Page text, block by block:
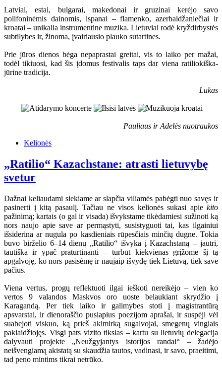
Latviai, estai, bulgarai, makedonai ir gruzinai kerėjo savo
polifoninėmis dainomis, ispanai – flamenko, azerbaidžaniečiai ir
kroatai – unikalia instrumentine muzika. Lietuviai rodė kryždirbystės
subtilybes ir, žinoma, įvairiausio plauko sutartines.
Prie jūros dienos bėga nepaprastai greitai, vis to laiko per mažai,
todėl tikiuosi, kad šis įdomus festivalis taps dar viena ratiliokiška-
jūrine tradicija.
Lukas
Pauliaus ir Adelės nuotraukos
Kelionės
„Ratilio“ Kazachstane: atrasti lietuvybę
svetur
Dažnai keliaudami siekiame ar slapčia viliamės pabėgti nuo savęs ir
pasinerti į kitą pasaulį. Tačiau ne visos kelionės sukasi apie kito
pažinimą; kartais (o gal ir visada) išvykstame tikėdamiesi sužinoti ką
nors naujo apie save ar permąstyti, susistyguoti tai, kas ilgainiui
išsiderina ar nugula po kasdieniais rūpesčiais minčių dugne. Tokia
buvo birželio 6–14 dienų „Ratilio“ išvyka į Kazachstaną – jautri,
tautiška ir ypač praturtinanti – turbūt kiekvienas grįžome šį tą
apgalvoję, ko nors pasisėmę ir naujaip išvydę tiek Lietuvą, tiek save
pačius.
Viena vertus, progų reflektuoti ilgai ieškoti nereikėjo – vien ko
vertos 9 valandos Maskvos oro uoste belaukiant skrydžio į
Karagandą. Per tiek laiko ir galimybes stoti į magistrantūrą
apsvarstai, ir dienoraščio puslapius poezijom aprašai, ir suspėji vėl
suabejoti viskuo, ką prieš akimirką sugalvojai, smegenų vingiais
paklaidžiojęs. Visgi pats vizito tikslas – kartu su lietuvių delegacija
dalyvauti projekte „Neužgyjantys istorijos randai“ – žadėjo
neišvengiamą akistatą su skaudžia tautos, vadinasi, ir savo, praeitimi,
tad peno mintims tikrai netrūko.